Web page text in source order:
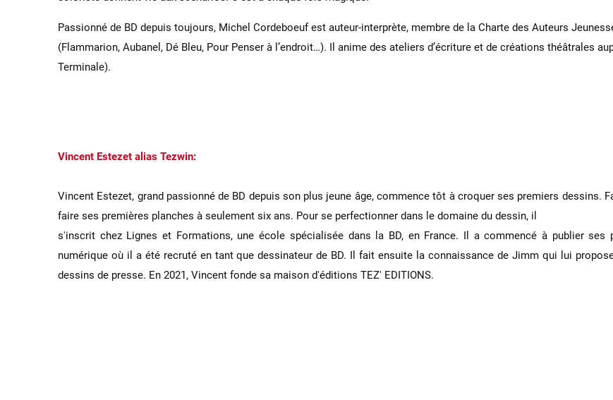
Passionné de BD depuis toujours, Michel Cordeboeuf est auteur-interprète, membre de la Charte des Auteurs
(Flammarion, Aubanel, Dé Bleu, Pour Penser à l’endroit…). Il anime des ateliers d’écriture et de créations théâtrales
Terminale).
Vincent Estezet alias Tezwin:
Vincent Estezet, grand passionné de BD depuis son plus jeune âge, commence tôt à croquer ses premiers dessins.
faire ses premières planches à seulement six ans. Pour se perfectionner dans le domaine du dessin, il
s'inscrit chez Lignes et Formations, une école spécialisée dans la BD, en France. Il a commencé à publier
numérique où il a été recruté en tant que dessinateur de BD. Il fait ensuite la connaissance de Jimm qui lui
dessins de presse. En 2021, Vincent fonde sa maison d'éditions TEZ' EDITIONS.